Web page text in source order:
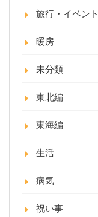
旅行・イベント
暖房
未分類
東北編
東海編
生活
病気
祝い事